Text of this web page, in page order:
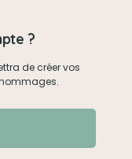
?
?
de créer vos